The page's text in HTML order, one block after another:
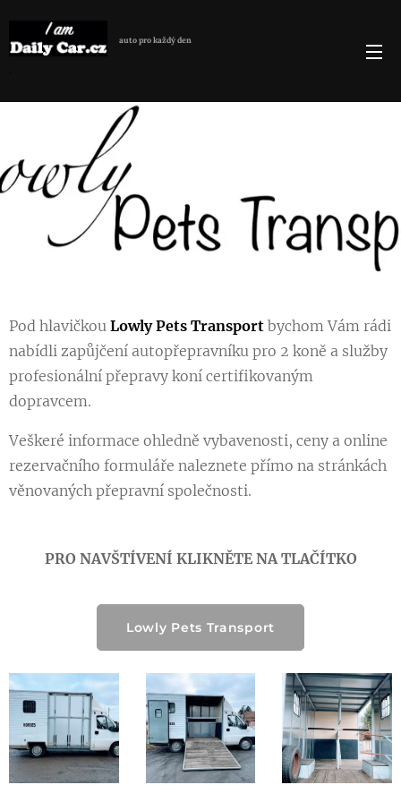
autopro každý den
Pod hlavičkou Lowly Pets Transport bychom Vám rádi
nabídli zapůjčení autopřepravníku pro 2 koně a služby
profesionální přepravy koní certifikovaným
dopravcem.
Veškeré informace ohledně vybavenosti, ceny a online
rezervačního formuláře naleznete přímo na stránkách
věnovaných přepravní společnosti.
PRO NAVŠTÍVENÍ KLIKNĚTE NA TLAČÍTKO
Lowly Pets Transport